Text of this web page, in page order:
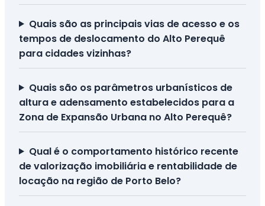
Quais são as principais vias de acesso e os
tempos de deslocamento do Alto Perequê
para cidades vizinhas?
Quais são os parâmetros urbanísticos de
altura e adensamento estabelecidos para a
Zona de Expansão Urbana no Alto Perequê?
Qual é o comportamento histórico recente
de valorização imobiliária e rentabilidade de
locação na região de Porto Belo?